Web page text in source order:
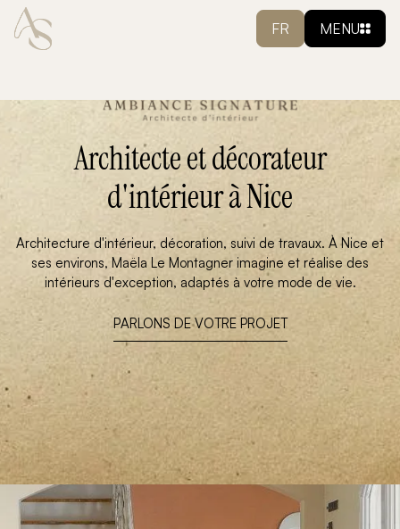
FR MENU
Architecte et décorateur
d'intérieur à Nice
Architecture d'intérieur, décoration, suivi de travaux. À Nice et
ses environs, Maëla Le Montagner imagine et réalise des
intérieurs d'exception, adaptés à votre mode de vie.
PARLONS DE VOTRE PROJET